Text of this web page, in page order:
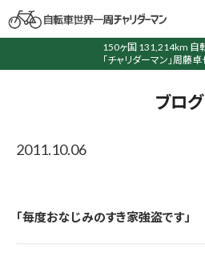
150ヶ国 131,214km 自
「チャリダーマン」周藤
ブログ
2011.10.06
「毎度おなじみのすき家強盗です」